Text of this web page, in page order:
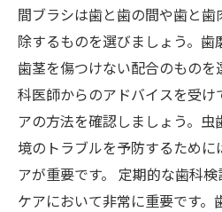
間ブラシは歯と歯の間や歯と
除するものを選びましょう。歯
歯茎を傷つけない配合のもの
科医師からのアドバイスを受
アの方法を確認しましょう。
境のトラブルを予防するため
アが重要です。 定期的な歯科
ケアにおいて非常に重要です。